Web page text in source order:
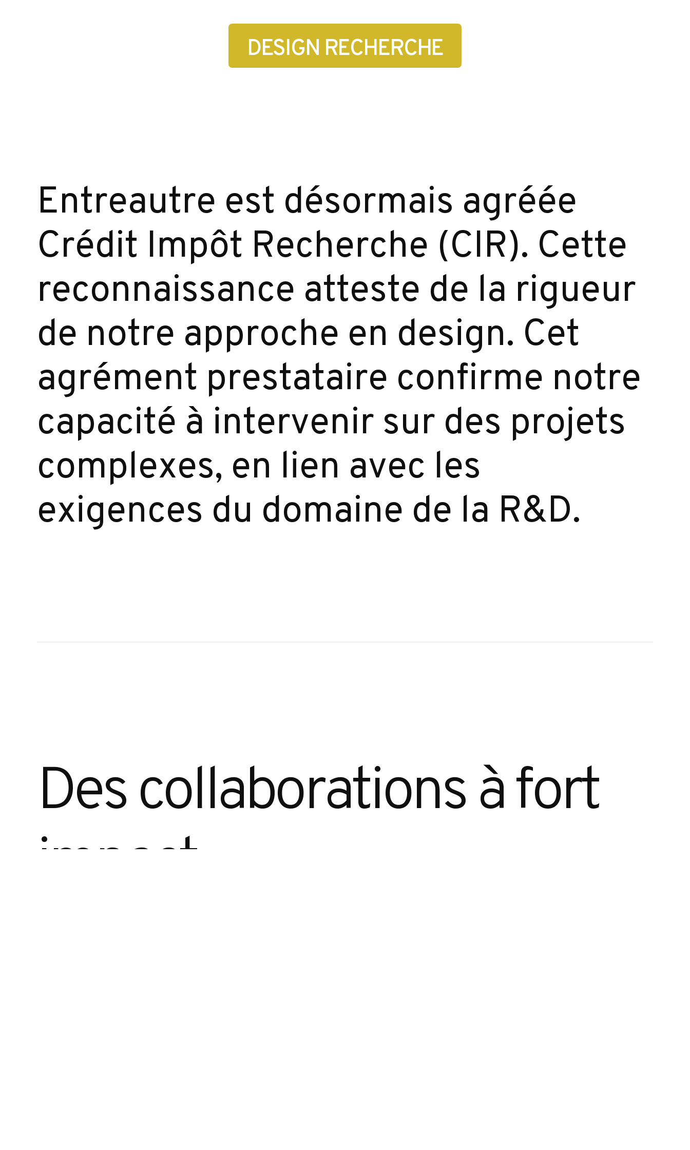
DESIGN RECHERCHE
Entreautre est désormais agréée
Crédit Impôt Recherche (CIR). Cette
reconnaissance atteste de la rigueur
de notre approche en design. Cet
agrément prestataire confirme notre
capacité à intervenir sur des projets
complexes, en lien avec les
exigences du domaine de la R&D.
Des collaborations à fort
impact